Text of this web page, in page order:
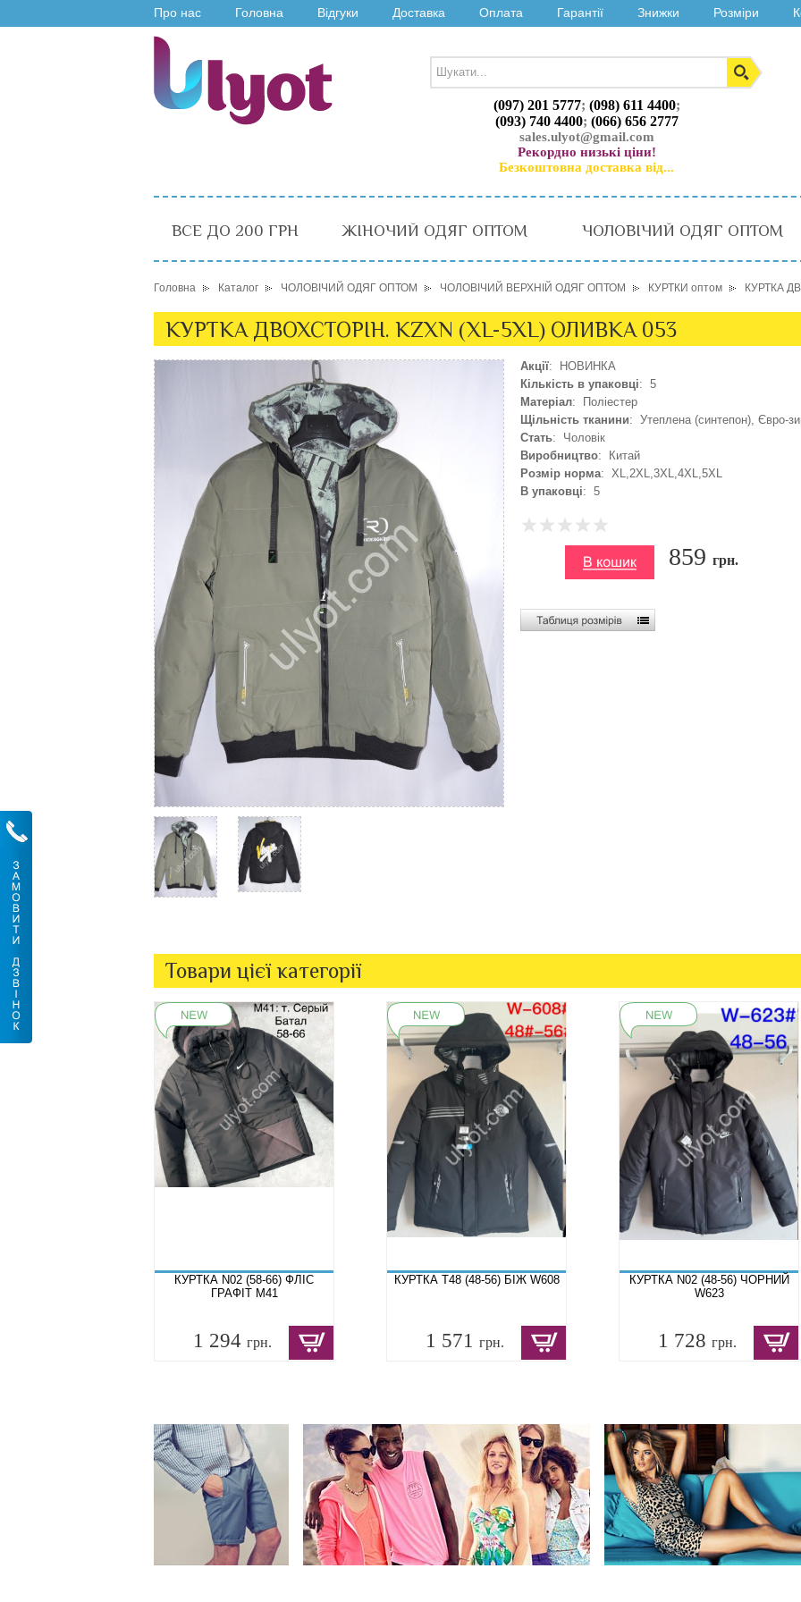
Про нас Головна Відгуки Доставка Оплата Гарантії Знижки Розміри
(097) 201 5777; (098) 611 4400;
(093) 740 4400; (066) 656 2777
sales.ulyot@gmail.com
Рекордно низькі ціни!
Безкоштовна доставка від...
ВСЕ ДО 200 ГРН ЖІНОЧИЙ ОДЯГ ОПТОМ ЧОЛОВІЧИЙ ОДЯГ ОПТОМ
Головна Каталог ЧОЛОВІЧИЙ ОДЯГ ОПТОМ ЧОЛОВІЧИЙ ВЕРХНІЙ ОДЯГ ОПТОМ КУРТКИ оптом КУРТКА
КУРТКА ДВОХСТОРІН. KZXN (XL-5XL) ОЛИВКА 053
Акції: НОВИНКА
Кількість в упаковці: 5
Матеріал: Поліестер
Щільність тканини: Утеплена (синтепон), Євро-
Стать: Чоловік
Виробництво: Китай
Розмір норма: XL,2XL,3XL,4XL,5XL
В упаковці: 5
859 грн.
Товари цієї категорії
КУРТКА N02 (58-66) ФЛІС
ГРАФІТ M41
1 294 грн.
КУРТКА T48 (48-56) БІЖ W608
1 571 грн.
КУРТКА N02 (48-56) ЧОРНИЙ
W623
1 728 грн.